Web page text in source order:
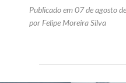
Publicado em 07 de agosto
por Felipe Moreira Silva